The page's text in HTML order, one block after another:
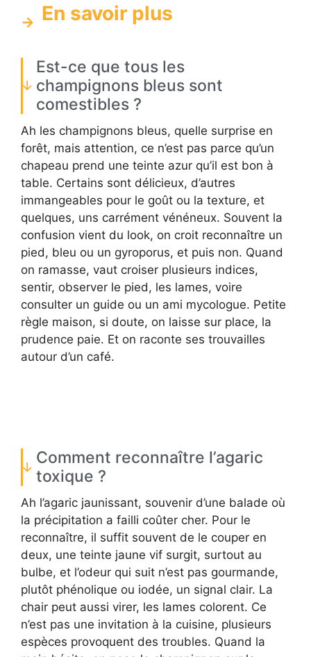
En savoir plus
Est-ce que tous les
champignons bleus sont
comestibles ?
Ah les champignons bleus, quelle surprise en
forêt, mais attention, ce n’est pas parce qu’un
chapeau prend une teinte azur qu’il est bon à
table. Certains sont délicieux, d’autres
immangeables pour le goût ou la texture, et
quelques, uns carrément vénéneux. Souvent la
confusion vient du look, on croit reconnaître un
pied, bleu ou un gyroporus, et puis non. Quand
on ramasse, vaut croiser plusieurs indices,
sentir, observer le pied, les lames, voire
consulter un guide ou un ami mycologue. Petite
règle maison, si doute, on laisse sur place, la
prudence paie. Et on raconte ses trouvailles
autour d’un café.
Comment reconnaître l’agaric
toxique ?
Ah l’agaric jaunissant, souvenir d’une balade où
la précipitation a failli coûter cher. Pour le
reconnaître, il suffit souvent de le couper en
deux, une teinte jaune vif surgit, surtout au
bulbe, et l’odeur qui suit n’est pas gourmande,
plutôt phénolique ou iodée, un signal clair. La
chair peut aussi virer, les lames colorent. Ce
n’est pas une invitation à la cuisine, plusieurs
espèces provoquent des troubles. Quand la